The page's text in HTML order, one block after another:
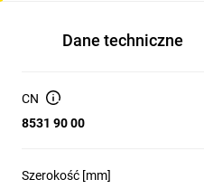
antenami wewnątrz obudowy
transformatora
montaż natynkowy
Dane techniczne
CN
8531 90 00
Szerokość [mm]